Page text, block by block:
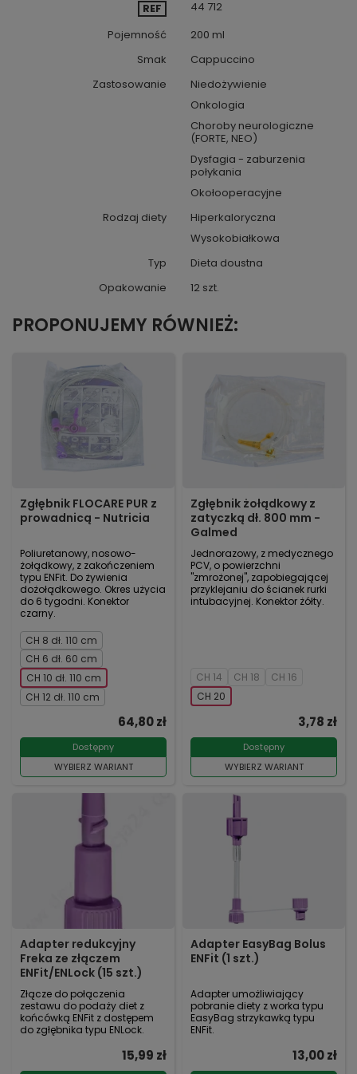
REF
44 712
Pojemność
200 ml
Smak
Cappuccino
Zastosowanie
Niedożywienie
Onkologia
Choroby neurologiczne
(FORTE, NEO)
Dysfagia - zaburzenia
połykania
Okołooperacyjne
Rodzaj diety
Hiperkaloryczna
Wysokobiałkowa
Typ
Dieta doustna
Opakowanie
12 szt.
PROPONUJEMY RÓWNIEŻ:
Zgłębnik FLOCARE PUR z
prowadnicą - Nutricia
Poliuretanowy, nosowo-
żołądkowy, z zakończeniem
typu ENFit. Do żywienia
dożołądkowego. Okres użycia
do 6 tygodni. Konektor
czarny.
CH 8 dł. 110 cm
CH 6 dł. 60 cm
CH 10 dł. 110 cm
CH 12 dł. 110 cm
Dostępny
WYBIERZ WARIANT
64,80 zł
Zgłębnik żołądkowy z
zatyczką dł. 800 mm -
Galmed
Jednorazowy, z medycznego
PCV, o powierzchni
"zmrożonej", zapobiegającej
przyklejaniu do ścianek rurki
intubacyjnej. Konektor żółty.
CH 14 CH 18
CH 16
CH 20
Dostępny
WYBIERZ WARIANT
3,78 zł
Adapter redukcyjny
Freka ze złączem
ENFit/ENLock (15 szt.)
Złącze do połączenia
zestawu do podaży diet z
końcówką ENFit z dostępem
do zgłębnika typu ENLock.
15,99 zł
Adapter EasyBag Bolus
ENFit (1 szt.)
Adapter umożliwiający
pobranie diety z worka typu
EasyBag strzykawką typu
ENFit.
13,00 zł